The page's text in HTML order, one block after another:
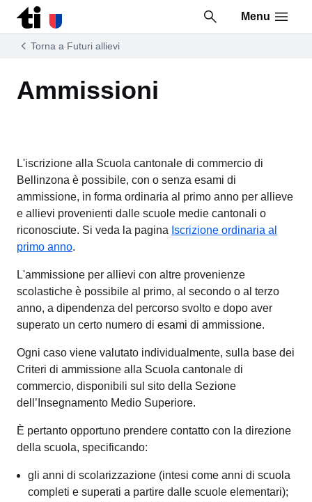
Vai al contenuto della pagina
Vai al piè di pagina
Menu
Torna a Futuri allievi
Ammissioni
L'iscrizione alla Scuola cantonale di commercio di
Bellinzona è possibile, con o senza esami di
ammissione, in forma ordinaria al primo anno per allieve
e allievi provenienti dalle scuole medie cantonali o
riconosciute. Si veda la pagina Iscrizione ordinaria al
primo anno.
L'ammissione per allievi con altre provenienze
scolastiche è possibile al primo, al secondo o al terzo
anno, a dipendenza del percorso svolto e dopo aver
superato un certo numero di esami di ammissione.
Ogni caso viene valutato individualmente, sulla base dei
Criteri di ammissione alla Scuola cantonale di
commercio, disponibili sul sito della Sezione
dell’Insegnamento Medio Superiore.
È pertanto opportuno prendere contatto con la direzione
della scuola, specificando:
gli anni di scolarizzazione (intesi come anni di scuola
completi e superati a partire dalle scuole elementari);